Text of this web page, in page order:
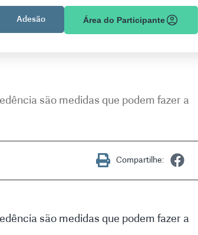
Adesão Área do Participante
são medidas que podem fazer a
Compartilhe:
são medidas que podem fazer a